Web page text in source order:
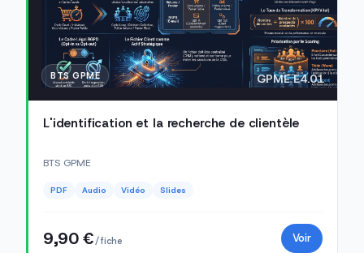
BTS GPME GPME E4.01
L'identification et la recherche de clientèle
BTS GPME
PDF Audio Vidéo Slides
9,90 €/ fiche Voir